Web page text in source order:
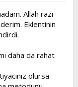
Allah razı
Eklentinin
daha da rahat
olursa